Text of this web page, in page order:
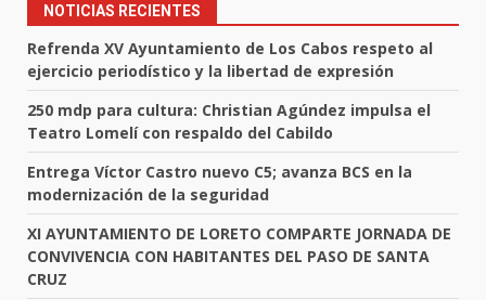
NOTICIAS RECIENTES
Refrenda XV Ayuntamiento de Los Cabos respeto al
ejercicio periodístico y la libertad de expresión
250 mdp para cultura: Christian Agúndez impulsa el
Teatro Lomelí con respaldo del Cabildo
Entrega Víctor Castro nuevo C5; avanza BCS en la
modernización de la seguridad
XI AYUNTAMIENTO DE LORETO COMPARTE JORNADA DE
CONVIVENCIA CON HABITANTES DEL PASO DE SANTA
CRUZ